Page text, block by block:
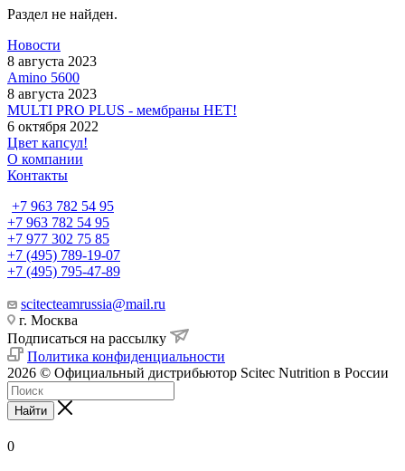
Раздел не найден.
Новости
8 августа 2023
Amino 5600
8 августа 2023
MULTI PRO PLUS - мембраны НЕТ!
6 октября 2022
Цвет капсул!
О компании
Контакты
+7 963 782 54 95
+7 963 782 54 95
+7 977 302 75 85
+7 (495) 789-19-07
+7 (495) 795-47-89
scitecteamrussia@mail.ru
г. Москва
Подписаться на рассылку
Политика конфиденциальности
2026 © Официальный дистрибьютор Scitec Nutrition в России
Найти
0